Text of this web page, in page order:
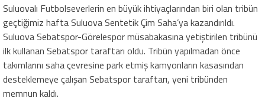
Suluovalı Futbolseverlerin en büyük ihtiyaçlarından biri olan tribün
geçtiğimiz hafta Suluova Sentetik Çim Saha’ya kazandırıldı.
Suluova Sebatspor-Görelespor müsabakasına yetiştirilen tribünü
ilk kullanan Sebatspor taraftarı oldu. Tribün yapılmadan önce
takımlarını saha çevresine park etmiş kamyonların kasasından
desteklemeye çalışan Sebatspor taraftarı, yeni tribünden
memnun kaldı.